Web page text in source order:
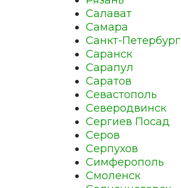
Салават
Самара
Санкт-Петербург
Саранск
Сарапул
Саратов
Севастополь
Северодвинск
Сергиев Посад
Серов
Серпухов
Симферополь
Смоленск